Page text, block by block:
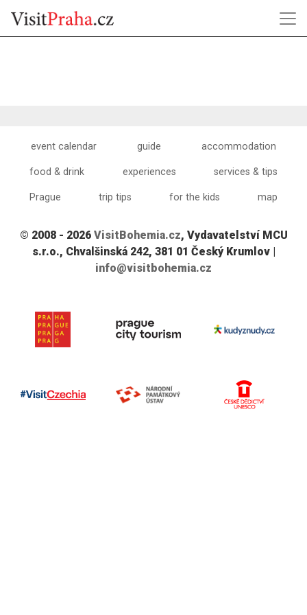
event calendar guide accommodation
food & drink experiences services & tips
Prague trip tips for the kids map
© 2008 - 2026 VisitBohemia.cz, Vydavatelství MCU
s.r.o., Chvalšinská 242, 381 01 Český Krumlov |
info@visitbohemia.cz